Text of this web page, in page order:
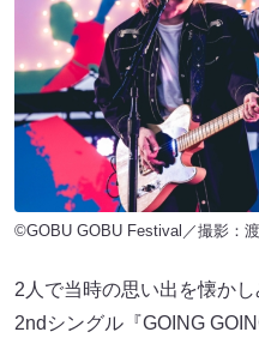
©GOBU GOBU Festival／撮影：
2人で当時の思い出を懐か
2ndシングル『GOING